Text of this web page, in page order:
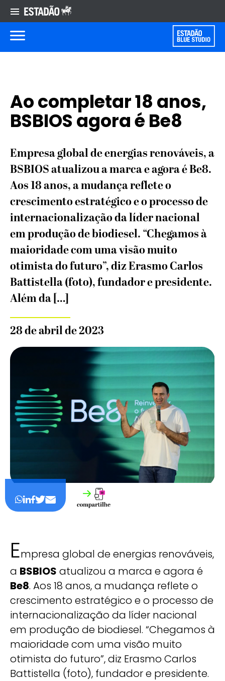
Ao completar 18 anos,
BSBIOS agora é Be8
Empresa global de energias renováveis, a
BSBIOS atualizou a marca e agora é Be8.
Aos 18 anos, a mudança reflete o
crescimento estratégico e o processo de
internacionalização da líder nacional
em produção de biodiesel. “Chegamos à
maioridade com uma visão muito
otimista do futuro”, diz Erasmo Carlos
Battistella (foto), fundador e presidente.
Além da […]
28 de abril de 2023
Empresa global de energias renováveis,
a BSBIOS atualizou a marca e agora é
Be8. Aos 18 anos, a mudança reflete o
crescimento estratégico e o processo de
internacionalização da líder nacional
em produção de biodiesel. “Chegamos à
maioridade com uma visão muito
otimista do futuro”, diz Erasmo Carlos
Battistella (foto), fundador e presidente.